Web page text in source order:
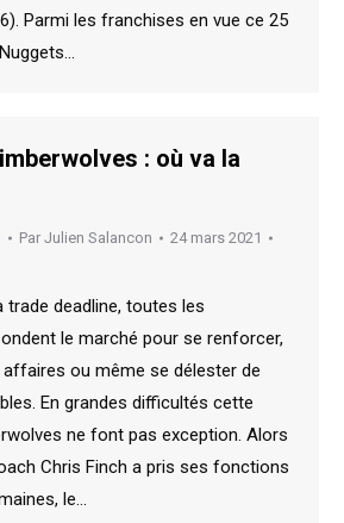
Parmi les franchises en vue ce 25
: où va la
Par Julien Salancon
24 mars 2021
trade deadline, toutes les
le marché pour se renforcer,
ou même se délester de
En grandes difficultés cette
ne font pas exception. Alors
Chris Finch a pris ses fonctions
le…